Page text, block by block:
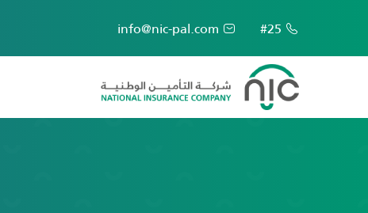
#25
info@nic-pal.com